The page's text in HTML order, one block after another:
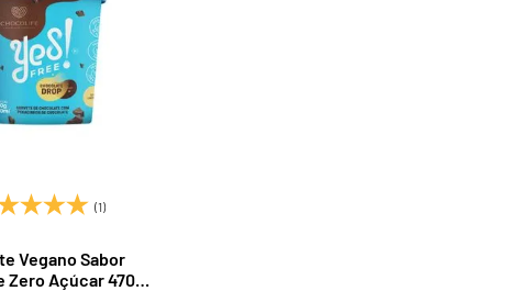
(1)
Vegano Sabor
Açúcar 470ml